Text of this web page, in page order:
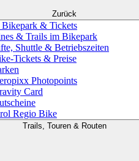
Zurück
& Tickets
& Trails im Bikepark
Shuttle & Betriebszeiten
Tickets & Preise
Photopoints
Card
Regio Bike
Trails, Touren & Routen